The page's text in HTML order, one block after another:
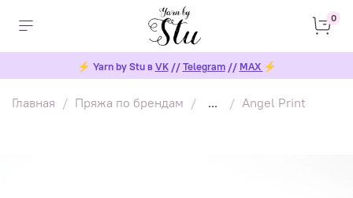
0
⚡ Yarn by Stu вVK//Telegram// MAX ⚡
Главная Пряжа по брендам ... Angel Print